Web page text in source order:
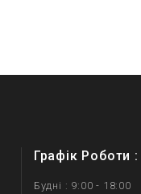
Графік Роботи :
Будні : 9:00 - 18:00